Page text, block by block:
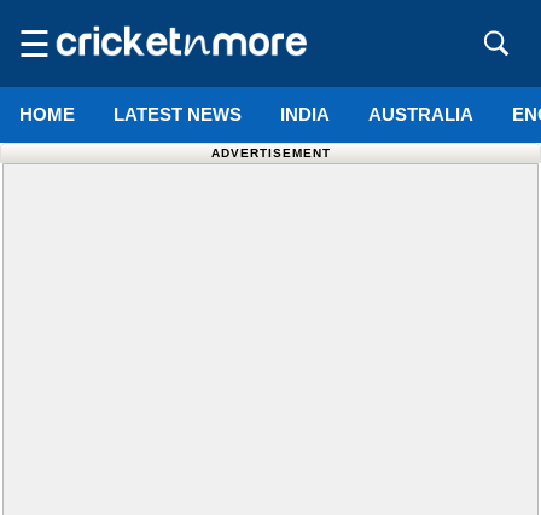
☰
HOME LATEST NEWS INDIA AUSTRALIA
ADVERTISEMENT